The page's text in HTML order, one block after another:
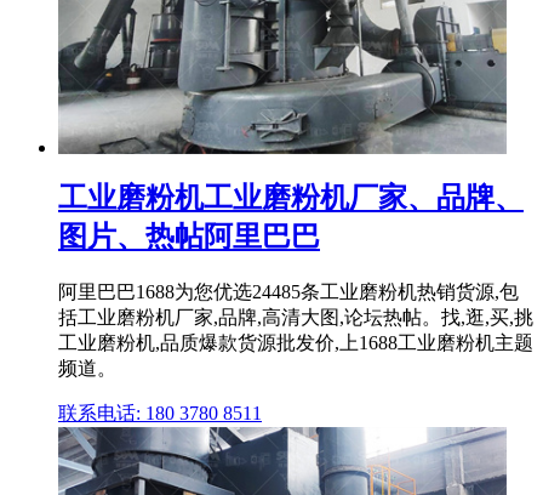
工业磨粉机工业磨粉机厂家、品牌、
图片、热帖阿里巴巴
阿里巴巴1688为您优选24485条工业磨粉机热销货源,包
括工业磨粉机厂家,品牌,高清大图,论坛热帖。找,逛,买,挑
工业磨粉机,品质爆款货源批发价,上1688工业磨粉机主题
频道。
联系电话: 180 3780 8511